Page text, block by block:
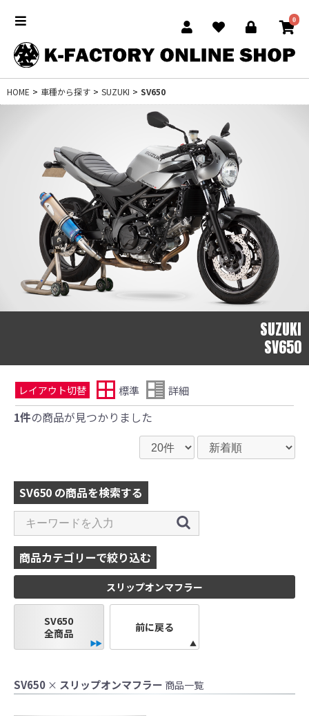
0
HOME > 車種から探す > SUZUKI > SV650
SUZUKI
SV650
レイアウト切替 標準 詳細
1件の商品が見つかりました
SV650 の商品を検索する
商品カテゴリーで絞り込む
スリップオンマフラー
SV650
全商品
前に戻る
SV650 × スリップオンマフラー 商品一覧
●当HP内では、マフラーの取付けイメージをわ
かりやすくするために一般車両に装着した写
ーツ走行ならびにレース使用を目的としてお